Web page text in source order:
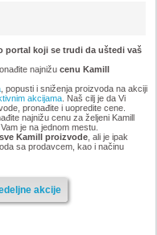
portal koji se trudi da uštedi vaš
najnižu cenu Kamill
, popusti i sniženja proizvoda na akciji
akcijama. Naš cilj je da Vi
pronađite i uopredite cene.
najnižu cenu za željeni Kamill
je na jednom mestu.
Kamill proizvode, ali je ipak
sa prodavcem, kao i načinu
akcije